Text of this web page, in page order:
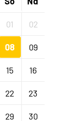
01 02
08 09
15 16
22 23
29 30